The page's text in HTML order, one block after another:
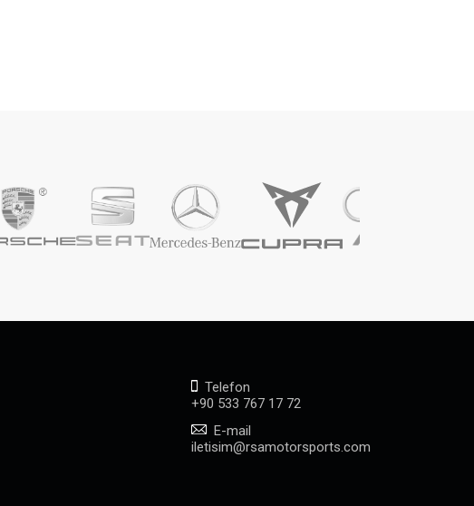
Telefon
+90 533 767 17 72
E-mail
iletisim@rsamotorsports.com